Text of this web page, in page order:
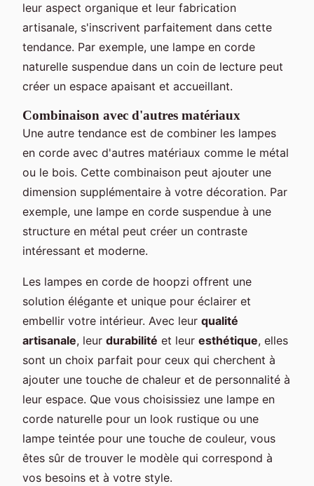
leur aspect organique et leur fabrication
artisanale, s'inscrivent parfaitement dans cette
tendance. Par exemple, une lampe en corde
naturelle suspendue dans un coin de lecture peut
créer un espace apaisant et accueillant.
Combinaison avec d'autres matériaux
Une autre tendance est de combiner les lampes
en corde avec d'autres matériaux comme le métal
ou le bois. Cette combinaison peut ajouter une
dimension supplémentaire à votre décoration. Par
exemple, une lampe en corde suspendue à une
structure en métal peut créer un contraste
intéressant et moderne.
Les lampes en corde de hoopzi offrent une
solution élégante et unique pour éclairer et
embellir votre intérieur. Avec leur qualité
artisanale, leur durabilité et leur esthétique, elles
sont un choix parfait pour ceux qui cherchent à
ajouter une touche de chaleur et de personnalité à
leur espace. Que vous choisissiez une lampe en
corde naturelle pour un look rustique ou une
lampe teintée pour une touche de couleur, vous
êtes sûr de trouver le modèle qui correspond à
vos besoins et à votre style.